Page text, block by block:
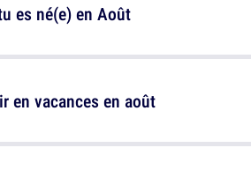
en vacances en août
es né(e) en Août